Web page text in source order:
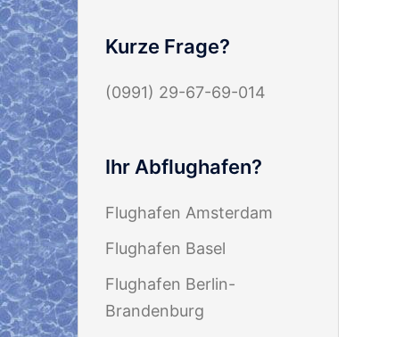
Kurze Frage?
(0991) 29-67-69-014
Ihr Abflughafen?
Flughafen Amsterdam
Flughafen Basel
Flughafen Berlin-
Brandenburg